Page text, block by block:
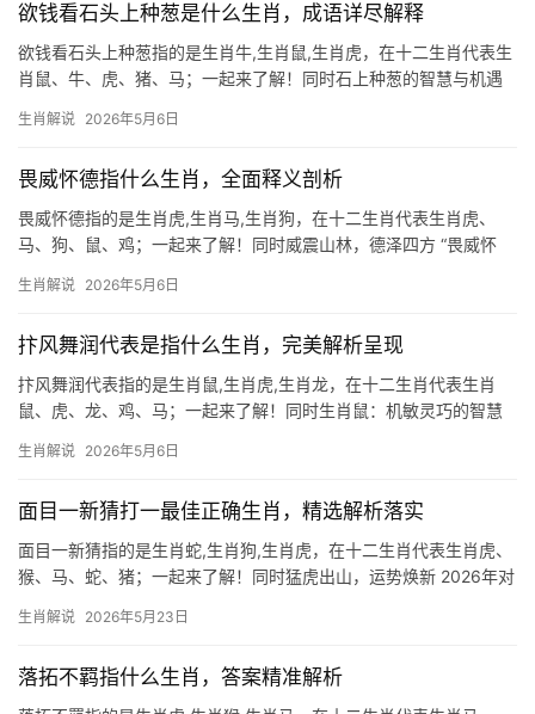
欲钱看石头上种葱是什么生肖，成语详尽解释
欲钱看石头上种葱指的是生肖牛,生肖鼠,生肖虎，在十二生肖代表生
肖鼠、牛、虎、猪、马；一起来了解！同时石上种葱的智慧与机遇
中，生肖鼠与“石上种葱”的意象最为契合，石头象征困境，葱代表生
生肖解说 2026年5月6日
畏威怀德指什么生肖，全面释义剖析
畏威怀德指的是生肖虎,生肖马,生肖狗，在十二生肖代表生肖虎、
马、狗、鼠、鸡；一起来了解！同时威震山林，德泽四方 “畏威怀
敬畏；德，似虎抚幼崽，慈爱深沉。生肖虎天生具备领导力，2024
生肖解说 2026年5月6日
抃风舞润代表是指什么生肖，完美解析呈现
抃风舞润代表指的是生肖鼠,生肖虎,生肖龙，在十二生肖代表生肖
鼠、虎、龙、鸡、马；一起来了解！同时生肖鼠：机敏灵巧的智慧
间传说中，鼠凭借机敏跳上牛背夺得第一，暗喻以小博大的生存哲
生肖解说 2026年5月6日
面目一新猜打一最佳正确生肖，精选解析落实
面目一新猜指的是生肖蛇,生肖狗,生肖虎，在十二生肖代表生肖虎、
猴、马、蛇、猪；一起来了解！同时猛虎出山，运势焕新 2026年对
上，29岁至51岁的属虎人将迎来突破性机遇，尤其下半年有贵人提
生肖解说 2026年5月23日
落拓不羁指什么生肖，答案精准解析